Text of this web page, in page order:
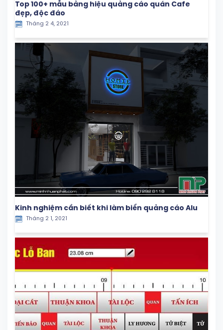
Top 100+ mẫu bảng hiệu quảng cáo quán Cafe
đẹp, độc đáo
Tháng 2 4, 2021
Kinh nghiệm cần biết khi làm biển quảng cáo Alu
Tháng 2 1, 2021